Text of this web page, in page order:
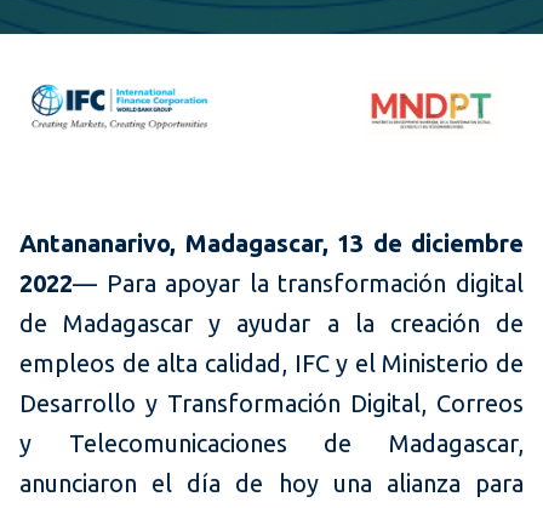
Antananarivo, Madagascar, 13 de diciembre
2022— Para apoyar la transformación digital
de Madagascar y ayudar a la creación de
empleos de alta calidad, IFC y el Ministerio de
Desarrollo y Transformación Digital, Correos
y Telecomunicaciones de Madagascar,
anunciaron el día de hoy una alianza para